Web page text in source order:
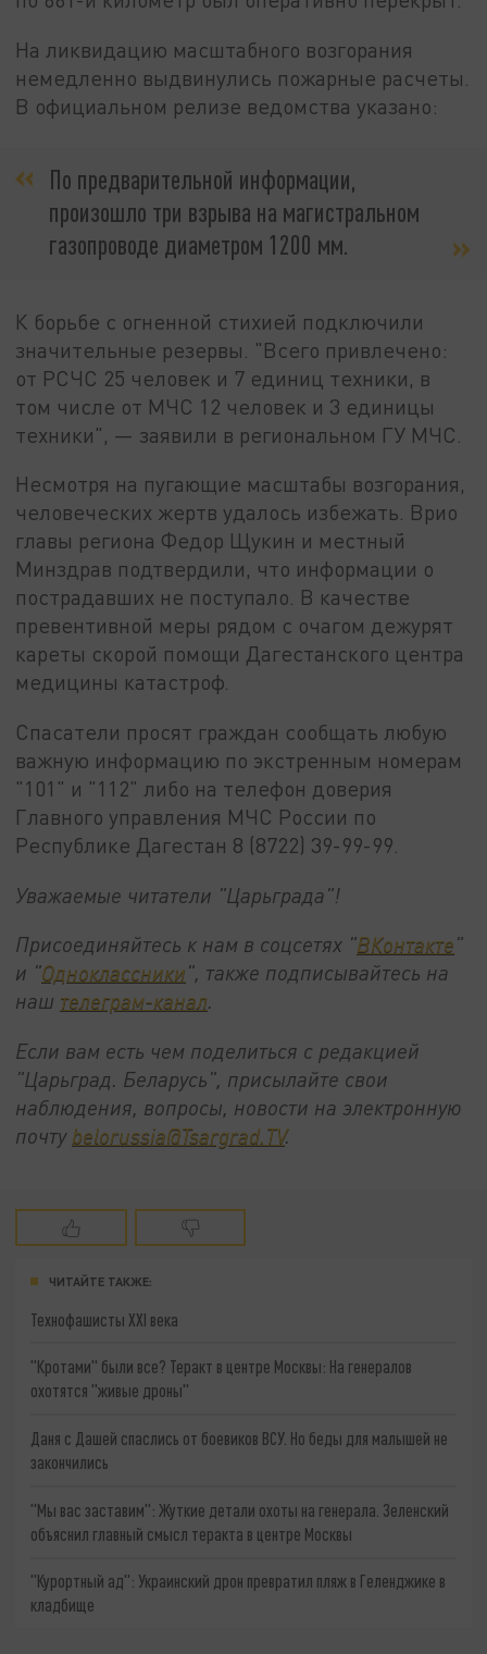
На ликвидацию масштабного возгорания
немедленно выдвинулись пожарные расчеты.
В официальном релизе ведомства указано:
По предварительной информации,
произошло три взрыва на магистральном
газопроводе диаметром 1200 мм.
К борьбе с огненной стихией подключили
значительные резервы. "Всего привлечено:
от РСЧС 25 человек и 7 единиц техники, в
том числе от МЧС 12 человек и 3 единицы
техники", — заявили в региональном ГУ МЧС.
Несмотря на пугающие масштабы возгорания,
человеческих жертв удалось избежать. Врио
главы региона Федор Щукин и местный
Минздрав подтвердили, что информации о
пострадавших не поступало. В качестве
превентивной меры рядом с очагом дежурят
кареты скорой помощи Дагестанского центра
медицины катастроф.
Спасатели просят граждан сообщать любую
важную информацию по экстренным номерам
"101" и "112" либо на телефон доверия
Главного управления МЧС России по
Республике Дагестан 8 (8722) 39-99-99.
Уважаемые читатели "Царьграда"!
Присоединяйтесь к нам в соцсетях "ВКонтакте"
и "Одноклассники", также подписывайтесь на
наш телеграм-канал.
Если вам есть чем поделиться с редакцией
"Царьград. Беларусь", присылайте свои
наблюдения, вопросы, новости на электронную
почту belorussia@Tsargrad.TV.
ЧИТАЙТЕ ТАКЖЕ:
Технофашисты XXI века
"Кротами" были все? Теракт в центре Москвы: На генералов
охотятся "живые дроны"
Даня с Дашей спаслись от боевиков ВСУ. Но беды для малышей не
закончились
"Мы вас заставим": Жуткие детали охоты на генерала. Зеленский
объяснил главный смысл теракта в центре Москвы
"Курортный ад": Украинский дрон превратил пляж в Геленджике в
кладбище